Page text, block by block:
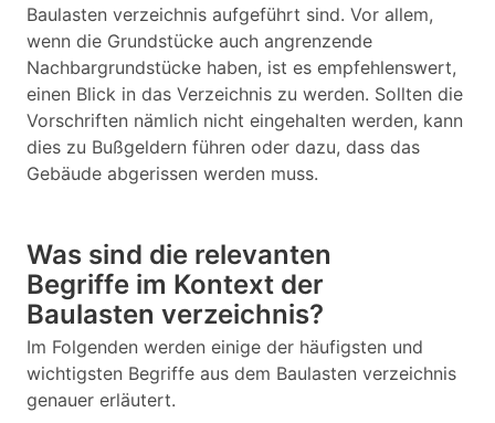
Baulasten verzeichnis aufgeführt sind. Vor allem,
wenn die Grundstücke auch angrenzende
Nachbargrundstücke haben, ist es empfehlenswert,
einen Blick in das Verzeichnis zu werden. Sollten die
Vorschriften nämlich nicht eingehalten werden, kann
dies zu Bußgeldern führen oder dazu, dass das
Gebäude abgerissen werden muss.
Was sind die relevanten
Begriffe im Kontext der
Baulasten verzeichnis?
Im Folgenden werden einige der häufigsten und
wichtigsten Begriffe aus dem Baulasten verzeichnis
genauer erläutert.